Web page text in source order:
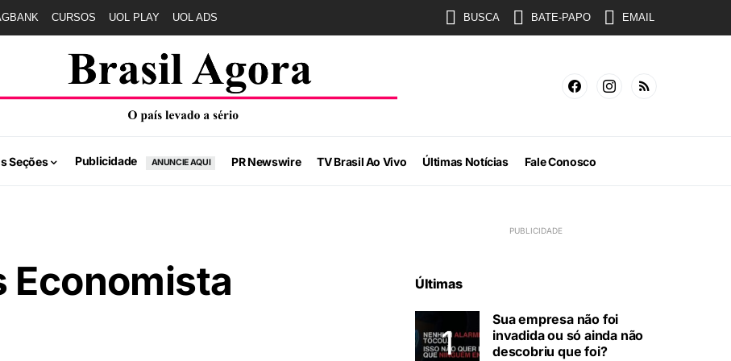
CURSOS UOL PLAY UOL ADS BUSCA BATE-PAPO EMAIL
Seções Publicidade ANUNCIE AQUI PR Newswire TV Brasil Ao Vivo Últimas Notícias Fale Conosco
Economista Últimas
Sua empresa não foi
invadida ou só ainda não
descobriu que foi?